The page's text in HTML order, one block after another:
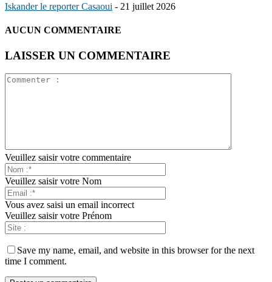
Iskander le reporter Casaoui - 21 juillet 2026
AUCUN COMMENTAIRE
LAISSER UN COMMENTAIRE
Veuillez saisir votre commentaire
Veuillez saisir votre Nom
Vous avez saisi un email incorrect
Veuillez saisir votre Prénom
Save my name, email, and website in this browser for the next
time I comment.